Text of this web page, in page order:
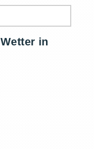
Wetter in